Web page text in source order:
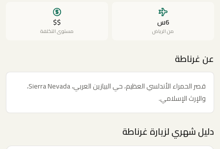
6س
من الرياض
$$
مستوى التكلفة
عن غرناطة
قصر الحمراء الأندلسي العظيم، حي البيازين العربي، Sierra Nevada،
والإرث الإسلامي.
دليل شهري لزيارة غرناطة